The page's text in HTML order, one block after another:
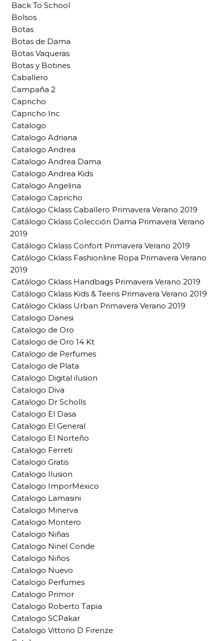
Back To School
Bolsos
Botas
Botas de Dama
Botas Vaqueras
Botas y Botines
Caballero
Campaña 2
Capricho
Capricho Inc
Catalogo
Catalogo Adriana
Catalogo Andrea
Catalogo Andrea Dama
Catalogo Andrea Kids
Catalogo Angelina
Catalogo Capricho
Catálogo Cklass Caballero Primavera Verano 2019
Catálogo Cklass Colección Dama Primavera Verano
2019
Catálogo Cklass Confort Primavera Verano 2019
Catálogo Cklass Fashionline Ropa Primavera Verano
2019
Catálogo Cklass Handbags Primavera Verano 2019
Catálogo Cklass Kids & Teens Primavera Verano 2019
Catálogo Cklass Urban Primavera Verano 2019
Catalogo Danesi
Catalogo de Oro
Catalogo de Oro 14 Kt
Catalogo de Perfumes
Catalogo de Plata
Catalogo Digital ilusion
Catalogo Diva
Catalogo Dr Scholls
Catalogo El Dasa
Catalogo El General
Catalogo El Norteño
Catalogo Ferreti
Catalogo Gratis
Catalogo Ilusion
Catalogo ImporMexico
Catalogo Lamasini
Catalogo Minerva
Catalogo Montero
Catalogo Niñas
Catalogo Ninel Conde
Catalogo Niños
Catalogo Nuevo
Catalogo Perfumes
Catalogo Primor
Catalogo Roberto Tapia
Catalogo SCPakar
Catalogo Vittorio D Firenze